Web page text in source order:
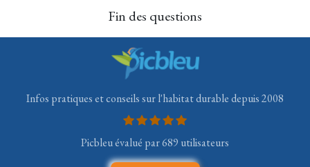
Fin des questions
Infos pratiques et conseils sur l'habitat durable depuis 2008
Picbleu évalué par 689 utilisateurs